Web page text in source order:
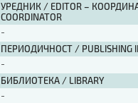
УРЕДНИК / EDITOR –
COORDINATOR
-
ПЕРИОДИЧНОСТ / PUBLISHING
-
БИБЛИОТЕКА / LIBRARY
-